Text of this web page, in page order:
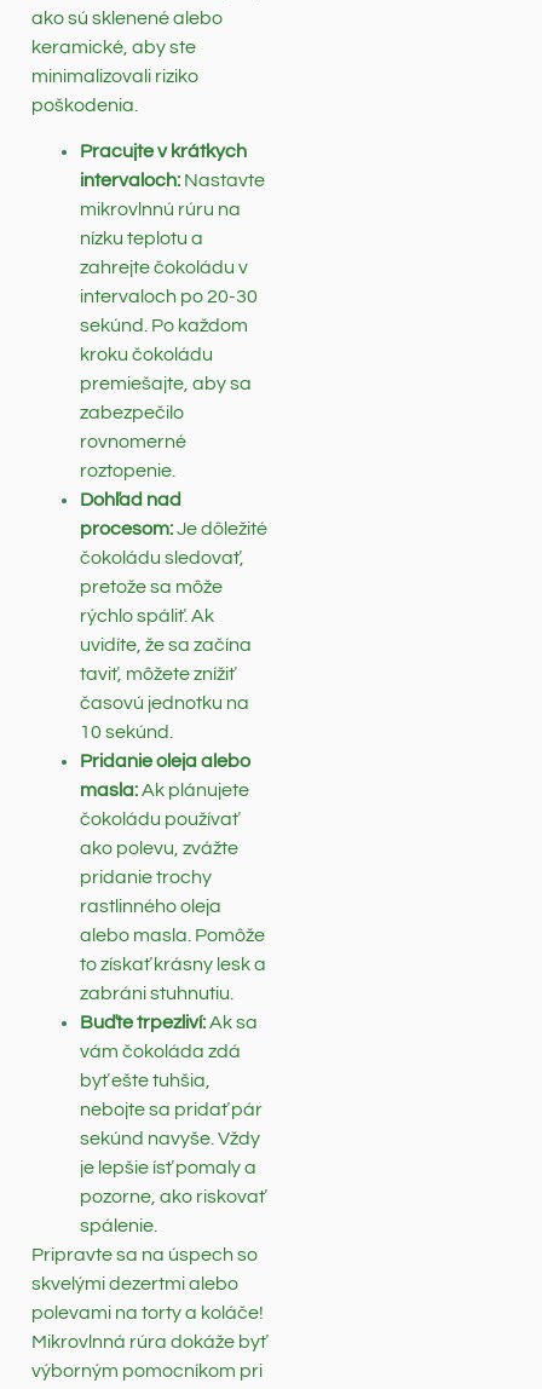
ako sú sklenené alebo
keramické, aby ste
minimalizovali riziko
poškodenia.
Pracujte v krátkych
intervaloch: Nastavte
mikrovlnnú rúru na
nízku teplotu a
zahrejte čokoládu v
intervaloch po 20-30
sekúnd. Po každom
kroku čokoládu
premiešajte, aby sa
zabezpečilo
rovnomerné
roztopenie.
Dohľad nad
procesom:Je dôležité
čokoládu sledovať,
pretože sa môže
rýchlo spáliť. Ak
uvidíte, že sa začína
taviť, môžete znížiť
časovú jednotku na
10 sekúnd.
Pridanie oleja alebo
masla:Ak plánujete
čokoládu používať
ako polevu, zvážte
pridanie trochy
rastlinného oleja
alebo masla. Pomôže
to získať krásny lesk a
zabráni stuhnutiu.
Buďte trpezliví:Ak sa
vám čokoláda zdá
byť ešte tuhšia,
nebojte sa pridať pár
sekúnd navyše. Vždy
je lepšie ísť pomaly a
pozorne, ako riskovať
spálenie.
Pripravte sa na úspech so
skvelými dezertmi alebo
polevami na torty a koláče!
Mikrovlnná rúra dokáže byť
výborným pomocníkom pri